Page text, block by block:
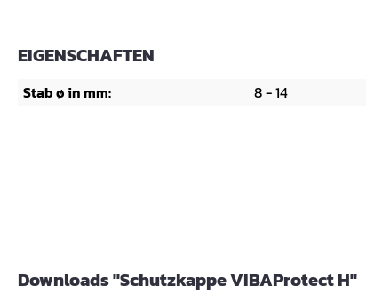
EIGENSCHAFTEN
Stab ø in mm: 8 - 14
Downloads "Schutzkappe VIBAProtect H"